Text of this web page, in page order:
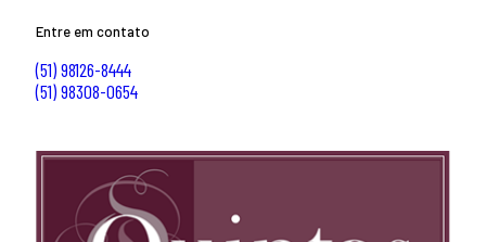
Entre em contato
(51) 98126-8444
(51) 98308-0654